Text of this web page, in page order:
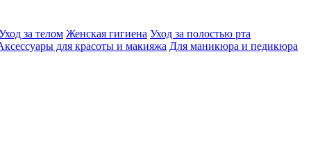
за телом Женская гигиена Уход за полостью рта
для красоты и макияжа Для маникюра и педикюра